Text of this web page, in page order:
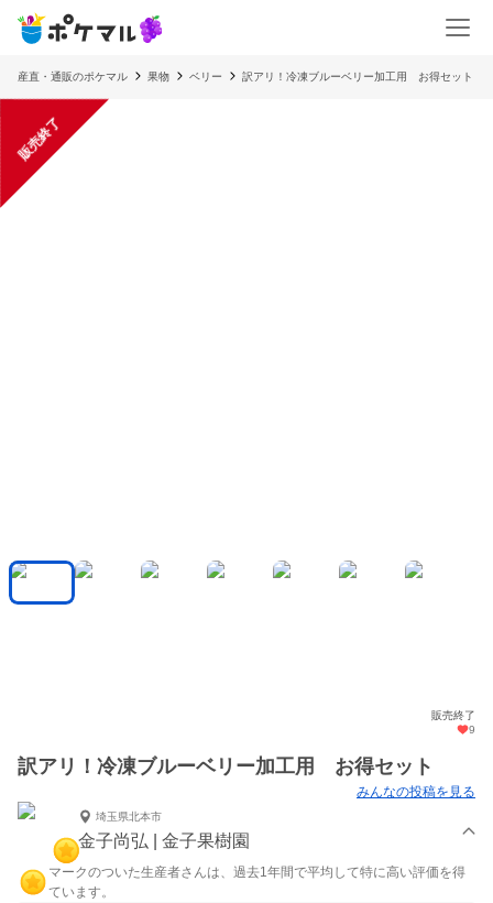
産直・通販のポケマル 果物 ベリー 訳アリ！冷凍ブルーベリー加工用 お得セット
販売終了
販売終了
9
訳アリ！冷凍ブルーベリー加工用 お得セット
みんなの投稿を見る
埼玉県北本市
金子尚弘 | 金子果樹園
マークのついた生産者さんは、過去1年間で平均して特に高い評価を得
ています。